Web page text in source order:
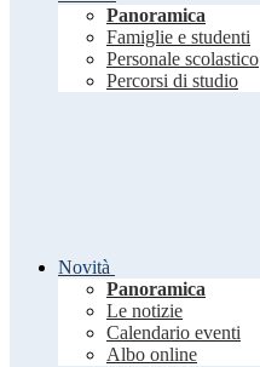
Panoramica
Famiglie e studenti
Personale scolastico
Percorsi di studio
Novità
Panoramica
Le notizie
Calendario eventi
Albo online